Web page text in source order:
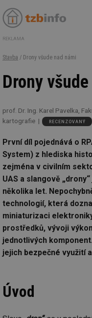
REKLAMA
Stavba / Drony všude nad námi
Drony
prof. Dr. Ing. Karel Pavelka,
kartografie
RECENZOVANÝ
První díl pojednává o
System) z hlediska
zejména v civilním
UAS a slangově
několika let.
technologií, která
miniaturizaci
prostředků, vývoji
jednotlivých
jejich bezpečné využití
Úvod